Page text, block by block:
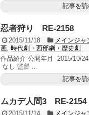
記事を読
忍者狩り RE-2158
2015/11/18 メインジャ
画 時代劇・西部劇・歴史劇
作品紹介 公開年月 2015/10/
なし 監督 ...
記事を読
ムカデ人間3 RE-2154
2015/11/14 メインジャ